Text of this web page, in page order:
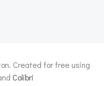
Created for free using
Colibri